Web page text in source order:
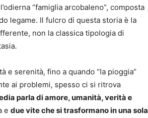
“famiglia arcobaleno”, composta
legame. Il fulcro di questa storia è la
non la classica tipologia di
e serenità, fino a quando “la pioggia”
ai problemi, spesso ci si ritrova
parla di amore, umanità, verità e
e due vite che si trasformano in una sola